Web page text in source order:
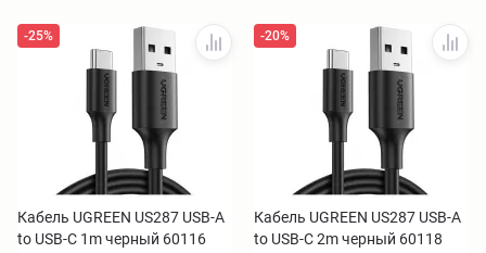
-25%
Кабель UGREEN US287 USB-A
to USB-C 1m черный 60116
-20%
Кабель UGREEN US287 USB-A
to USB-C 2m черный 60118